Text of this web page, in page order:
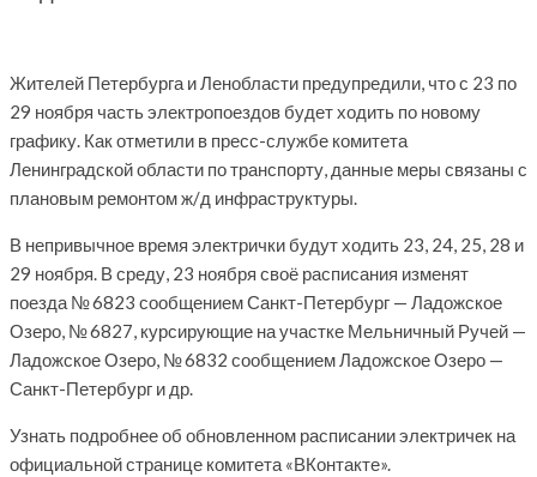
Жителей Петербурга и Ленобласти предупредили, что с 23 по
29 ноября часть электропоездов будет ходить по новому
графику. Как отметили в пресс-службе комитета
Ленинградской области по транспорту, данные меры связаны с
плановым ремонтом ж/д инфраструктуры.
В непривычное время электрички будут ходить 23, 24, 25, 28 и
29 ноября. В среду, 23 ноября своё расписания изменят
поезда № 6823 сообщением Санкт-Петербург — Ладожское
Озеро, № 6827, курсирующие на участке Мельничный Ручей —
Ладожское Озеро, № 6832 сообщением Ладожское Озеро —
Санкт-Петербург и др.
Узнать подробнее об обновленном расписании электричек на
официальной странице комитета «ВКонтакте».